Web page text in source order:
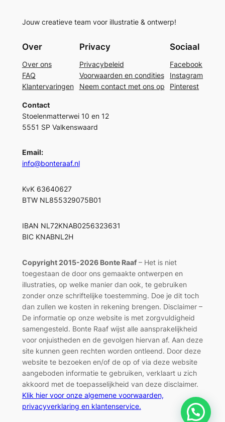
Jouw creatieve team voor illustratie & ontwerp!
Over
Over ons
FAQ
Klantervaringen
Privacy
Privacybeleid
Voorwaarden en condities
Neem contact met ons op
Sociaal
Facebook
Instagram
Pinterest
Contact
Stoelenmatterwei 10 en 12
5551 SP Valkenswaard
Email:
info@bonteraaf.nl
KvK 63640627
BTW NL855329075B01
IBAN NL72KNAB0256323631
BIC KNABNL2H
Copyright 2015-2026 Bonte Raaf– Het is niet
toegestaan de door ons gemaakte ontwerpen en
illustraties, op welke manier dan ook, te gebruiken
zonder onze schriftelijke toestemming. Doe je dit toch
dan zullen we kosten in rekening brengen. Disclaimer –
De informatie op onze website is met zorgvuldigheid
samengesteld. Bonte Raaf wijst alle aansprakelijkheid
voor onjuistheden en de gevolgen hiervan af. Aan deze
site kunnen geen rechten worden ontleend. Door deze
website te bezoeken en/of de op of via deze website
aangeboden informatie te gebruiken, verklaart u zich
akkoord met de toepasselijkheid van deze disclaimer.
Klik hier voor onze algemene voorwaarden,
privacyverklaring en klantenservice.